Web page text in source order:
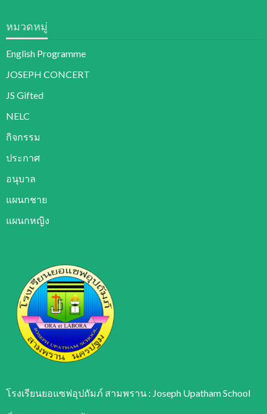
หมวดหมู่
English Programme
JOSEPH CONCERT
JS Gifted
NELC
กิจกรรม
ประกาศ
อนุบาล
แผนกชาย
แผนกหญิง
โรงเรียนยอแซฟอุปถัมภ์ สามพราน : Joseph Upatham School